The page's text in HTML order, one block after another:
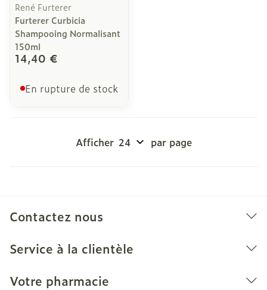
René Furterer
Furterer Curbicia
Shampooing Normalisant
150ml
14,40 €
En rupture de stock
Afficher par page
Contactez nous
Service à la clientèle
Votre pharmacie